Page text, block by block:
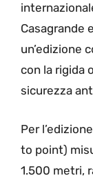
Casagrande
un’edizione
con la rigida
sicurezza
Per
to point)
1.500 metri,